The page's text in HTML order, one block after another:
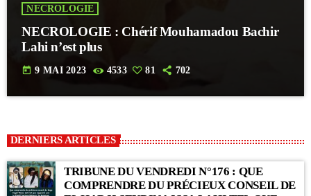
NECROLOGIE
NECROLOGIE : Chérif Mouhamadou Bachir
Lahi n’est plus
today 9 MAI 2023 4533 81 702
DERNIERS ARTICLES
TRIBUNE DU VENDREDI N°176 : QUE
COMPRENDRE DU PRÉCIEUX CONSEIL DE